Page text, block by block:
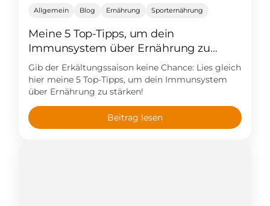
Allgemein Blog Ernährung Sporternährung
Meine 5 Top-Tipps, um dein
Immunsystem über Ernährung zu
stärken
Gib der Erkältungssaison keine Chance: Lies gleich
hier meine 5 Top-Tipps, um dein Immunsystem
über Ernährung zu stärken!
Beitrag lesen